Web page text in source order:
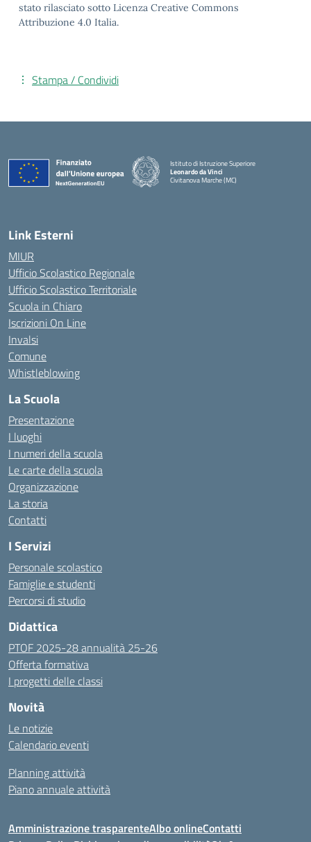
stato rilasciato sotto Licenza Creative Commons
Attribuzione 4.0 Italia.
Stampa / Condividi
Istituto di Istruzione Superiore
Leonardo da Vinci
Civitanova Marche (MC)
Link Esterni
MIUR
Ufficio Scolastico Regionale
Ufficio Scolastico Territoriale
Scuola in Chiaro
Iscrizioni On Line
Invalsi
Comune
Whistleblowing
La Scuola
Presentazione
I luoghi
I numeri della scuola
Le carte della scuola
Organizzazione
La storia
Contatti
I Servizi
Personale scolastico
Famiglie e studenti
Percorsi di studio
Didattica
PTOF 2025-28 annualità 25-26
Offerta formativa
I progetti delle classi
Novità
Le notizie
Calendario eventi
Planning attività
Piano annuale attività
Amministrazione trasparenteAlbo onlineContatti